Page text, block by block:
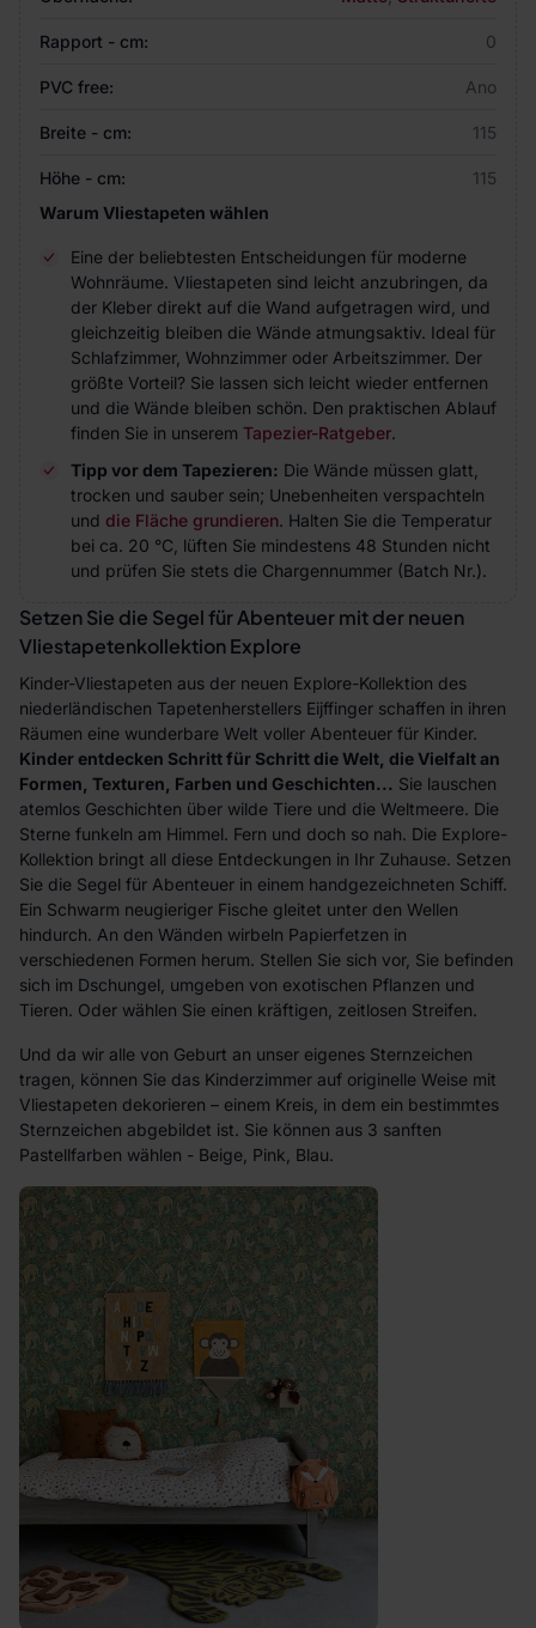
Rapport - cm: 0
PVC free: Ano
Breite - cm: 115
Höhe - cm:
115
Warum Vliestapeten wählen
Eine der beliebtesten Entscheidungen für moderne
Wohnräume. Vliestapeten sind leicht anzubringen, da
der Kleber direkt auf die Wand aufgetragen wird, und
gleichzeitig bleiben die Wände atmungsaktiv. Ideal für
Schlafzimmer, Wohnzimmer oder Arbeitszimmer. Der
größte Vorteil? Sie lassen sich leicht wieder entfernen
und die Wände bleiben schön. Den praktischen Ablauf
finden Sie in unserem Tapezier-Ratgeber.
Tipp vor dem Tapezieren: Die Wände müssen glatt,
trocken und sauber sein; Unebenheiten verspachteln
und die Fläche grundieren. Halten Sie die Temperatur
bei ca. 20 °C, lüften Sie mindestens 48 Stunden nicht
und prüfen Sie stets die Chargennummer (Batch Nr.).
Setzen Sie die Segel für Abenteuer mit der neuen
Vliestapetenkollektion Explore
Kinder-Vliestapeten aus der neuen Explore-Kollektion des
niederländischen Tapetenherstellers Eijffinger schaffen in ihren
Räumen eine wunderbare Welt voller Abenteuer für Kinder.
Kinder entdecken Schritt für Schritt die Welt, die Vielfalt an
Formen, Texturen, Farben und Geschichten... Sie lauschen
atemlos Geschichten über wilde Tiere und die Weltmeere. Die
Sterne funkeln am Himmel. Fern und doch so nah. Die Explore-
Kollektion bringt all diese Entdeckungen in Ihr Zuhause. Setzen
Sie die Segel für Abenteuer in einem handgezeichneten Schiff.
Ein Schwarm neugieriger Fische gleitet unter den Wellen
hindurch. An den Wänden wirbeln Papierfetzen in
verschiedenen Formen herum. Stellen Sie sich vor, Sie befinden
sich im Dschungel, umgeben von exotischen Pflanzen und
Tieren. Oder wählen Sie einen kräftigen, zeitlosen Streifen.
Und da wir alle von Geburt an unser eigenes Sternzeichen
tragen, können Sie das Kinderzimmer auf originelle Weise mit
Vliestapeten dekorieren – einem Kreis, in dem ein bestimmtes
Sternzeichen abgebildet ist. Sie können aus 3 sanften
Pastellfarben wählen - Beige, Pink, Blau.